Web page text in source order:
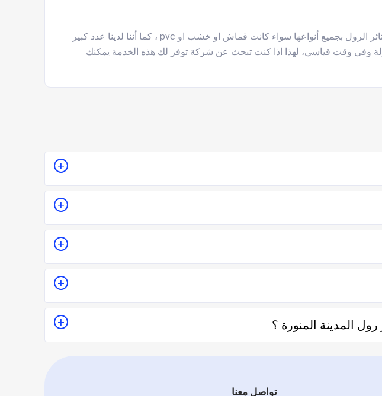
تتوافر بها جميع تصميمات واشكال الستائر الرول بجميع أنواعها سواء كانت قماش او خشب او pvc ، كما أننا لدينا عدد كبير
وفي وقت قياسي، لهذا اذا كنت تبحث عن شركة توفر لك هذه الخدمة يمكنك
تليفونياً وطلب الخدمة منه بعمل زيارة للمكان أو تقدير سعر الخدمة قبل الزيارة
العمل وتوقيته وهل هو عمل مستعجل أم لا.
يتم تقييمهم من عملاء حقيقيين وهذا يدل على جودة الخدمة.
وإختيار الفني الأقرب إليك والأفضل تقييماً فموقع اطلب مهني يعتمد على تقييم
المدينة المنورة ؟
تواصل معنا